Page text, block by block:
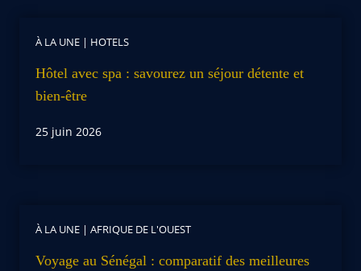
À LA UNE | HOTELS
Hôtel avec spa : savourez un séjour détente et
bien-être
25 juin 2026
À LA UNE | AFRIQUE DE L'OUEST
Voyage au Sénégal : comparatif des meilleures